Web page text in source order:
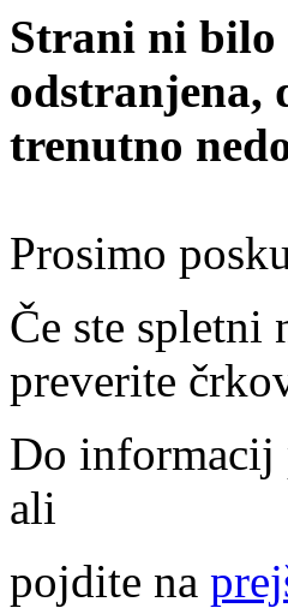
Strani ni bilo
odstranjena,
trenutno
Prosimo
Če ste
preverite
Do informacij
ali
pojdite na